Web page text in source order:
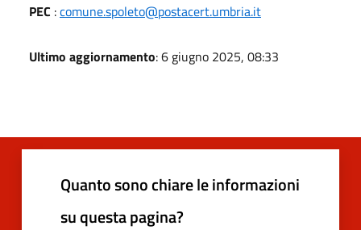
PEC :comune.spoleto@postacert.umbria.it
Ultimo aggiornamento: 6 giugno 2025, 08:33
Quanto sono chiare le informazioni
su questa pagina?